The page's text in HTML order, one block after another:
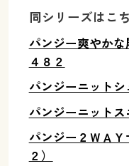
同シリーズはこ
パンジー爽やか
４８２
パンジーニットシ
パンジーニットス
パンジー２ＷＡ
２）